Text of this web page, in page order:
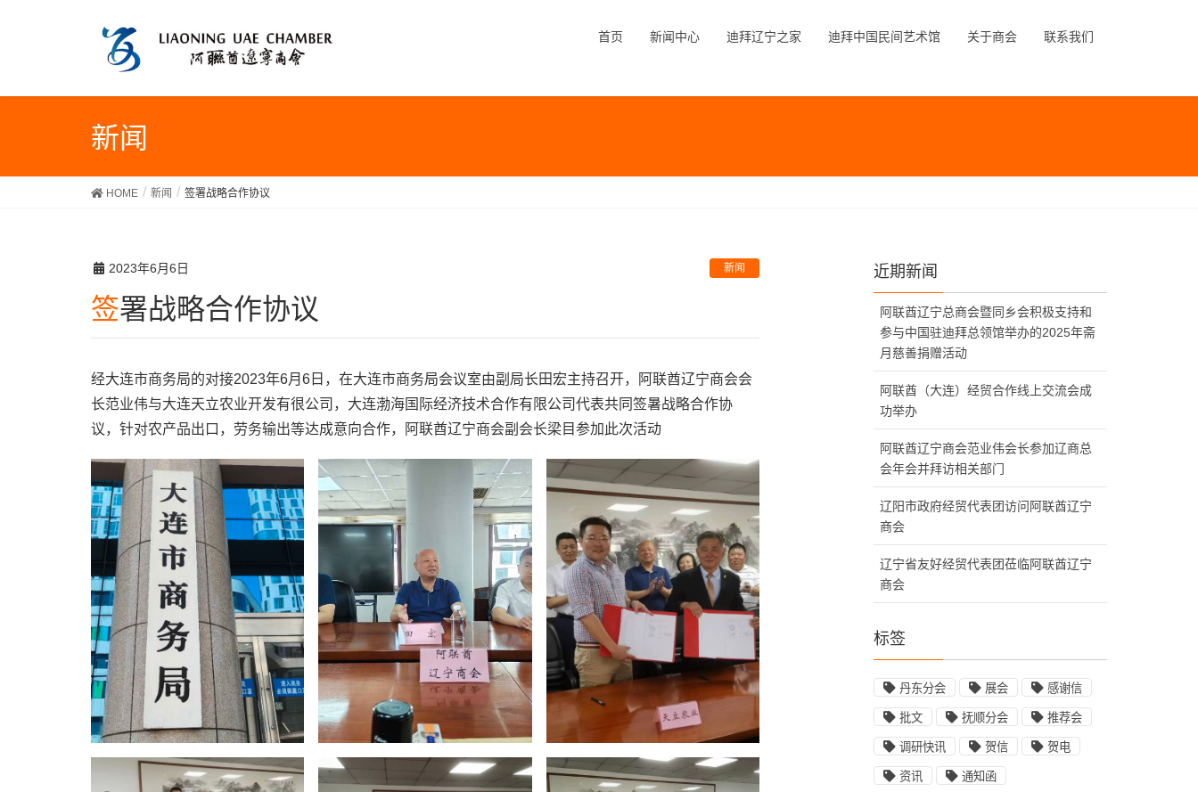
首页 新闻中心 迪拜辽宁之家 迪拜中国民间艺术馆 关于商会 联系我们
新闻
HOME 新闻 签署战略合作协议
2023年6月6日 新闻
签署战略合作协议
经大连市商务局的对接2023年6月6日，在大连市商务局会议室由副局长田宏主持召开，阿联酋辽宁商会会
长范业伟与大连天立农业开发有很公司，大连渤海国际经济技术合作有限公司代表共同签暑战略合作协
议，针对农产品出口，劳务输出等达成意向合作，阿联酋辽宁商会副会长梁目参加此次活动
近期新闻
阿联酋辽宁总商会暨同乡会积极支持和
参与中国驻迪拜总领馆举办的2025年斋
月慈善捐赠活动
阿联酋（大连）经贸合作线上交流会成
功举办
阿联酋辽宁商会范业伟会长参加辽商总
会年会并拜访相关部门
辽阳市政府经贸代表团访问阿联酋辽宁
商会
辽宁省友好经贸代表团莅临阿联酋辽宁
商会
标签
丹东分会 展会 感谢信
批文 抚顺分会 推荐会
调研快讯 贺信 贺电
资讯 通知函